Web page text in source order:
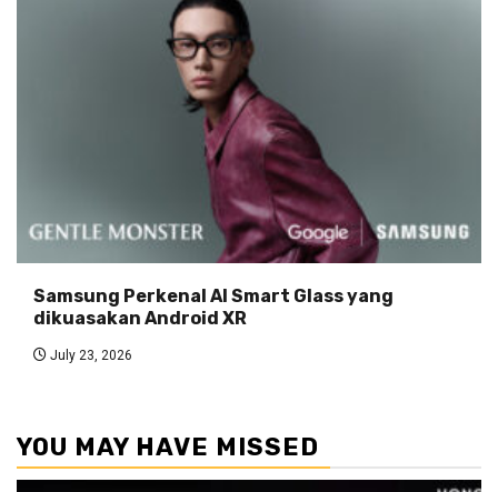
Samsung Perkenal AI Smart Glass yang
dikuasakan Android XR
July 23, 2026
YOU MAY HAVE MISSED